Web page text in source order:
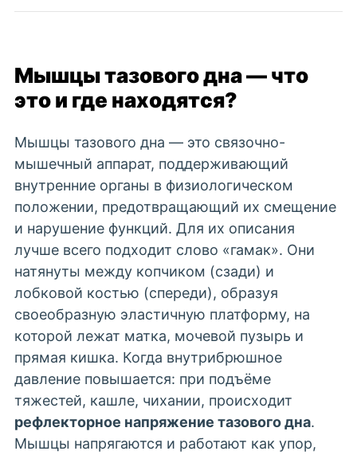
Мышцы тазового дна — что
это и где находятся?
Мышцы тазового дна — это связочно-
мышечный аппарат, поддерживающий
внутренние органы в физиологическом
положении, предотвращающий их смещение
и нарушение функций. Для их описания
лучше всего подходит слово «гамак». Они
натянуты между копчиком (сзади) и
лобковой костью (спереди), образуя
своеобразную эластичную платформу, на
которой лежат матка, мочевой пузырь и
прямая кишка. Когда внутрибрюшное
давление повышается: при подъёме
тяжестей, кашле, чихании, происходит
рефлекторное напряжение тазового дна.
Мышцы напрягаются и работают как упор,